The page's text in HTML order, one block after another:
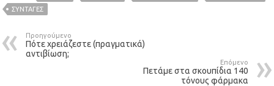
ΣΥΝΤΑΓΈΣ
Προηγούμενο
Πότε χρειάζεστε (πραγματικά)
αντιβίωση;
Επόμενο
Πετάμε στα σκουπίδια 140
τόνους φάρμακα